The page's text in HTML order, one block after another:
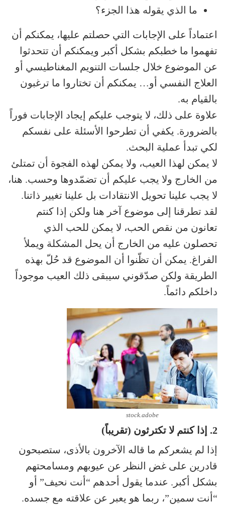
ما الذي يقوله هذا الجزء؟
اعتماداً على الإجابات التي حصلتم عليها، يمكنكم أن
تفهموا ما خطبكم بشكل أكبر ويمكنكم أن تتحدثوا
عن الموضوع خلال جلسات التنويم المغناطيسي أو
العلاج النفسي أو… يمكنكم أن تختاروا ما ترغبون
بالقيام به.
علاوة على ذلك، لا يتوجب عليكم إيجاد الإجابات فوراً
بالضرورة. يكفي أن تطرحوا الأسئلة على نفسكم
لكي تبدأ عملية البحث.
لا يمكن لهذا العيب، ولا يمكن لهذه الفجوة أن تمتلئ
من الخارج ولا يجب عليكم أن تضمّدوها وحسب. هنا،
لا يجب علينا تحويل الانتقادات بل علينا تغيير ذاتنا.
لقد تطرقنا إلى موضوع آخر هنا ولكن إذا كنتم
تعانون من نقص الحب، لا يمكن للحب الذي
تحصلون عليه من الخارج أن يحل المشكلة ويملأ
الفراغ. يمكن أن تظّنوا أن الموضوع قد حُلّ بهذه
الطريقة ولكن صدّقوني سيبقى ذلك العيب موجوداً
داخلكم دائماً.
stock.adobe
2. إذا كنتم لا تكترثون (تقريباً)
إذا لم يشعركم ما قاله الآخرون بالأذى، ستصبحون
قادرين على غض النظر عن عيوبهم ومسامحتهم
بشكل أكبر. عندما يقول أحدهم “أنت نحيف” أو
“أنت سمين”، ربما هو يعبر عن علاقته مع جسده.